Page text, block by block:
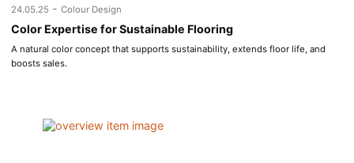
24.05.25 - Colour Design
Color Expertise for Sustainable Flooring
A natural color concept that supports sustainability, extends floor life, and
boosts sales.